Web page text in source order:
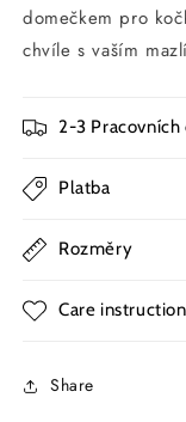
domečkem pro
chvíle s vaším
2-3 Pracovních
Platba
Rozměry
Care
Share